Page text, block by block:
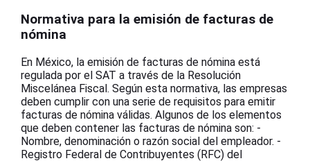
Normativa para la emisión de facturas de
nómina
En México, la emisión de facturas de nómina está
regulada por el SAT a través de la Resolución
Miscelánea Fiscal. Según esta normativa, las empresas
deben cumplir con una serie de requisitos para emitir
facturas de nómina válidas. Algunos de los elementos
que deben contener las facturas de nómina son: -
Nombre, denominación o razón social del empleador. -
Registro Federal de Contribuyentes (RFC) del